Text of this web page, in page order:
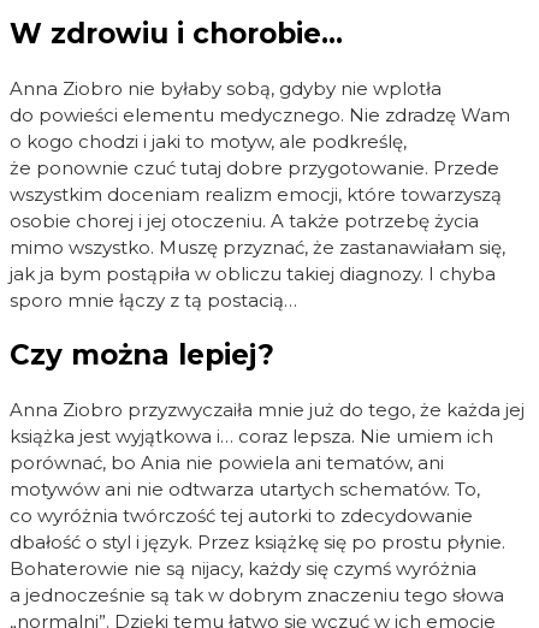
W zdrowiu i chorobie…
Anna Ziobro nie byłaby sobą, gdyby nie wplotła
do powieści elementu medycznego. Nie zdradzę Wam
o kogo chodzi i jaki to motyw, ale podkreślę,
że ponownie czuć tutaj dobre przygotowanie. Przede
wszystkim doceniam realizm emocji, które towarzyszą
osobie chorej i jej otoczeniu. A także potrzebę życia
mimo wszystko. Muszę przyznać, że zastanawiałam się,
jak ja bym postąpiła w obliczu takiej diagnozy. I chyba
sporo mnie łączy z tą postacią…
Czy można lepiej?
Anna Ziobro przyzwyczaiła mnie już do tego, że każda jej
książka jest wyjątkowa i… coraz lepsza. Nie umiem ich
porównać, bo Ania nie powiela ani tematów, ani
motywów ani nie odtwarza utartych schematów. To,
co wyróżnia twórczość tej autorki to zdecydowanie
dbałość o styl i język. Przez książkę się po prostu płynie.
Bohaterowie nie są nijacy, każdy się czymś wyróżnia
a jednocześnie są tak w dobrym znaczeniu tego słowa
„normalni”. Dzięki temu łatwo się wczuć w ich emocje